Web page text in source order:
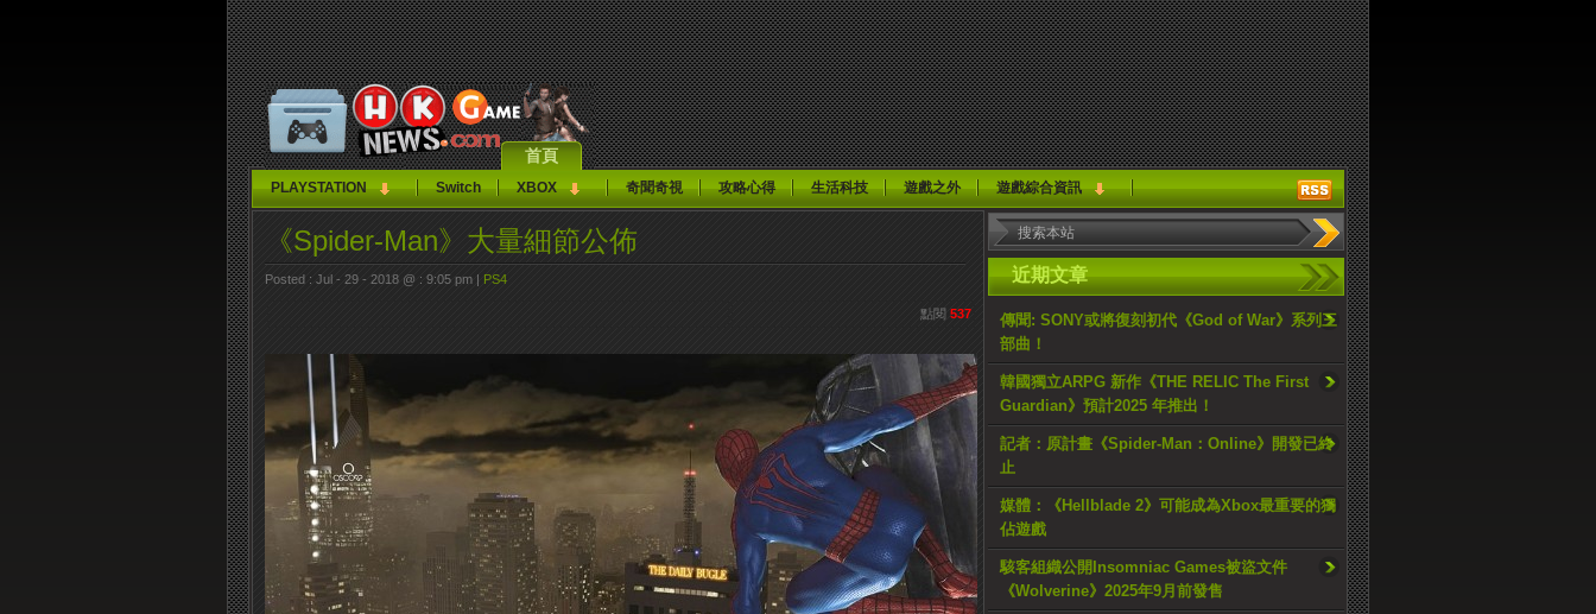
首頁
PLAYSTATION Switch XBOX 奇聞奇視 攻略心得 生活科技 遊戲之外 遊戲綜合資訊
近期文章
傳聞: SONY或將復刻初代《God of War》系列三
部曲！
韓國獨立ARPG 新作《THE RELIC The First
Guardian》預計2025 年推出！
記者：原計畫《Spider-Man：Online》開發已終
止
媒體：《Hellblade 2》可能成為Xbox最重要的獨
佔遊戲
駭客組織公開Insomniac Games被盜文件
《Wolverine》2025年9月前發售
《Spider-Man》大量細節公佈
Posted : Jul - 29 - 2018 @ : 9:05 pm | PS4
點閱 537